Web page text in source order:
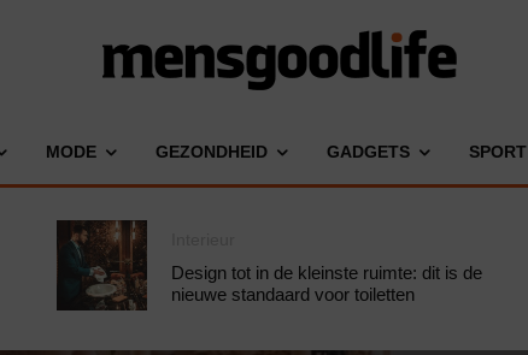
MODE GEZONDHEID GADGETS SPORT
Design tot in de kleinste ruimte: dit is de
nieuwe standaard voor toiletten